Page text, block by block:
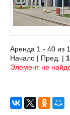
Аренда 1 - 40 из
Начало | Пред. | 1
Элемент не